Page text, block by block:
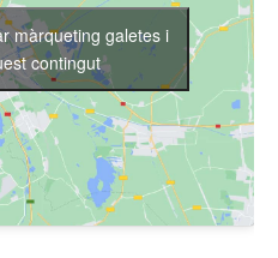
màrqueting galetes i
contingut